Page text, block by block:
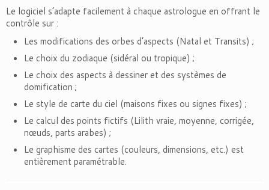
Le logiciel s’adapte facilement à chaque astrologue en offrant le
contrôle sur :
Les modifications des orbes d’aspects (Natal et Transits) ;
Le choix du zodiaque (sidéral ou tropique) ;
Le choix des aspects à dessiner et des systèmes de
domification ;
Le style de carte du ciel (maisons fixes ou signes fixes) ;
Le calcul des points fictifs (Lilith vraie, moyenne, corrigée,
nœuds, parts arabes) ;
Le graphisme des cartes (couleurs, dimensions, etc.) est
entièrement paramétrable.